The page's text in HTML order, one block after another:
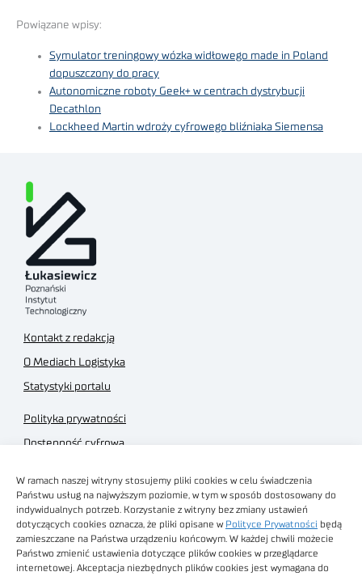
W ramach naszej witryny stosujemy pliki cookies w celu świadczenia
Państwu usług na najwyższym poziomie, w tym w sposób dostosowany do
indywidualnych potrzeb. Korzystanie z witryny bez zmiany ustawień
dotyczących cookies oznacza, że pliki opisane w Polityce Prywatności będą
zamieszczane na Państwa urządzeniu końcowym. W każdej chwili możecie
Państwo zmienić ustawienia dotyczące plików cookies w przeglądarce
internetowej. Akceptacja niezbędnych plików cookies jest wymagana do
Powiązane wpisy:
Symulator treningowy wózka widłowego made in Poland
dopuszczony do pracy
Autonomiczne roboty Geek+ w centrach dystrybucji
Decathlon
Lockheed Martin wdroży cyfrowego bliźniaka Siemensa
Kontakt z redakcją
O Mediach Logistyka
Statystyki portalu
Polityka prywatności
Dostępność cyfrowa
Regulamin sklepu